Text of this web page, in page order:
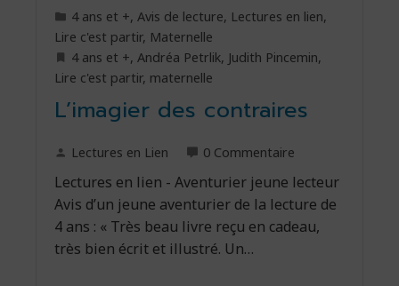
4 ans et +, Avis de lecture, Lectures en lien,
Lire c'est partir, Maternelle
4 ans et +, Andréa Petrlik, Judith Pincemin,
Lire c'est partir, maternelle
L’imagier des contraires
Lectures en Lien 0 Commentaire
Lectures en lien - Aventurier jeune lecteur
Avis d’un jeune aventurier de la lecture de
4 ans : « Très beau livre reçu en cadeau,
très bien écrit et illustré. Un…